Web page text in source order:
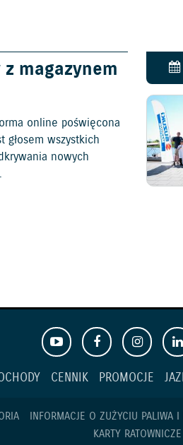
z magazynem
online poświęcona
wszystkich
nowych
CENNIK PROMOCJE
INFORMACJE O ZUŻYCIU PALIWA
KARTY RATOWNICZE